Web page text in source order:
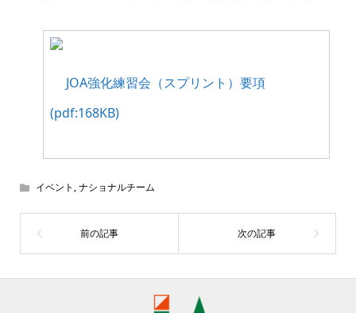
JOA強化練習会（スプリント）要項
(pdf:168KB)
イベント ,ナショナルチーム